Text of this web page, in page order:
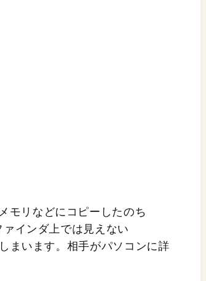
モリなどにコピーしたのち
インダ上では見えない
まいます。相手がパソコンに詳